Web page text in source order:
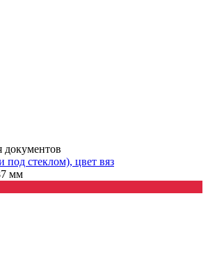
стеклом), цвет вяз
мм